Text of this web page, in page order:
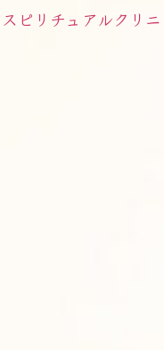
スピリチュアルクリ